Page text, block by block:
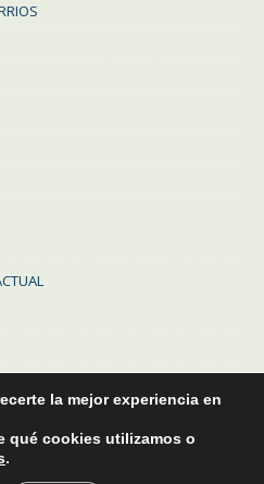
la mejor experiencia en
qué cookies utilizamos o
.